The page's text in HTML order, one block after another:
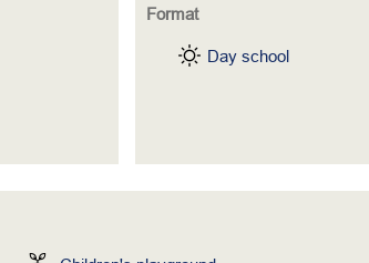
Format
Day school